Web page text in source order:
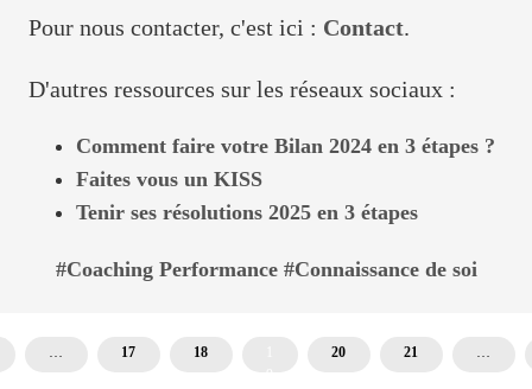
Pour nous contacter, c'est ici : Contact.
D'autres ressources sur les réseaux sociaux :
Comment faire votre Bilan 2024 en 3 étapes ?
Faites vous un KISS
Tenir ses résolutions 2025 en 3 étapes
Coaching Performance Connaissance de soi
… 17 18 20 21 …